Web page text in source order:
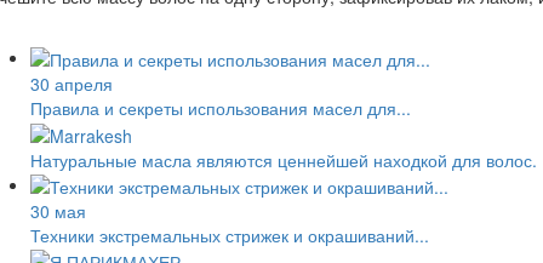
30 апреля
Правила и секреты использования масел для...
Натуральные масла являются ценнейшей находкой для волос.
30 мая
Техники экстремальных стрижек и окрашиваний...